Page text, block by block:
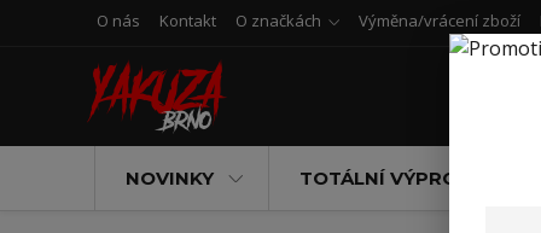
O nás Kontakt O značkách Výměna/vrácení zboží
NOVINKY TOTÁLNÍ VÝPRODEJ